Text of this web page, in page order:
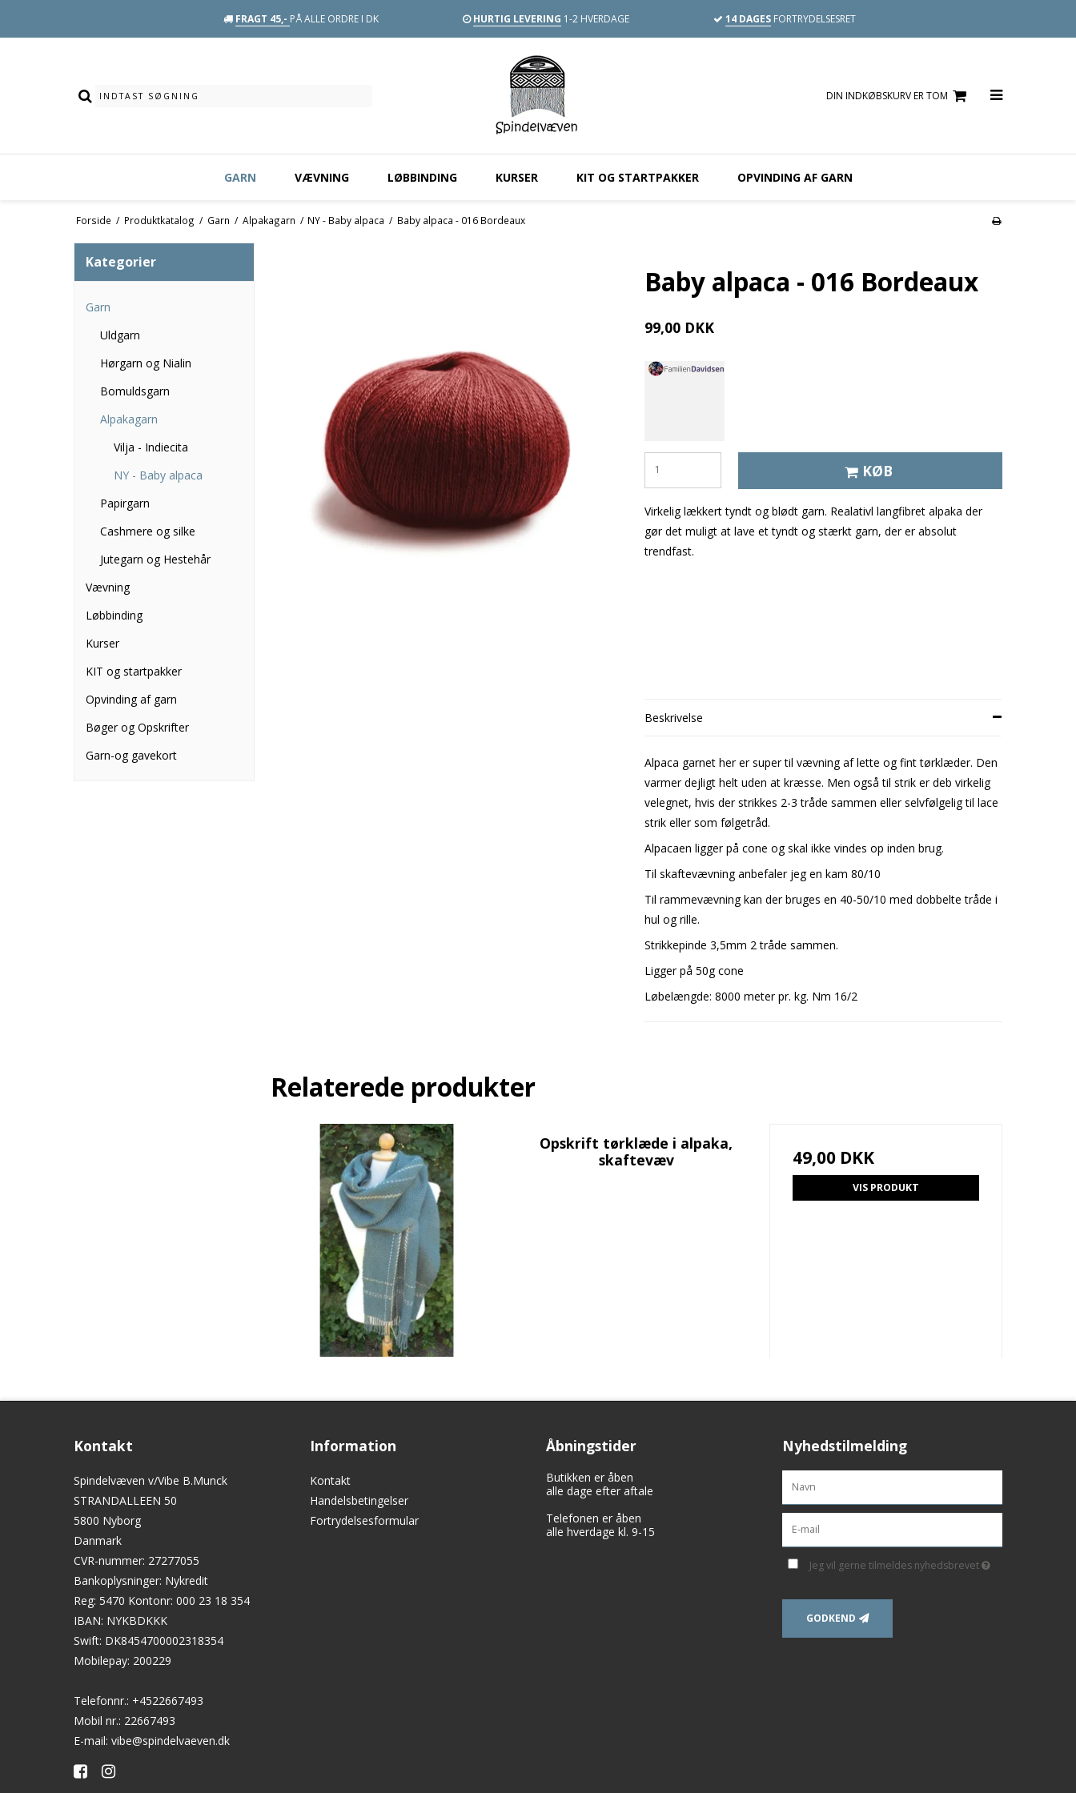
FRAGT 45,- PÅ ALLE ORDRE I DK HURTIG LEVERING 1-2 HVERDAGE 14 DAGESFORTRYDELSESRET
DIN INDKØBSKURV ER TOM
GARN VÆVNING LØBBINDING KURSER KIT OG STARTPAKKER OPVINDING AF GARN
Forside / Produktkatalog / Garn / Alpakagarn / NY - Baby alpaca / Baby alpaca - 016 Bordeaux
Kategorier
Garn
Uldgarn
Hørgarn og Nialin
Bomuldsgarn
Alpakagarn
Vilja - Indiecita
NY - Baby alpaca
Papirgarn
Cashmere og silke
Jutegarn og Hestehår
Vævning
Løbbinding
Kurser
KIT og startpakker
Opvinding af garn
Bøger og Opskrifter
Garn-og gavekort
Baby alpaca - 016 Bordeaux
99,00 DKK
KØB
Virkelig lækkert tyndt og blødt garn. Realativl langfibret alpaka der
gør det muligt at lave et tyndt og stærkt garn, der er absolut
trendfast.
Beskrivelse
Alpaca garnet her er super til vævning af lette og fint tørklæder. Den
varmer dejligt helt uden at kræsse. Men også til strik er deb virkelig
velegnet, hvis der strikkes 2-3 tråde sammen eller selvfølgelig til lace
strik eller som følgetråd.
Alpacaen ligger på cone og skal ikke vindes op inden brug.
Til skaftevævning anbefaler jeg en kam 80/10
Til rammevævning kan der bruges en 40-50/10 med dobbelte tråde i
hul og rille.
Strikkepinde 3,5mm 2 tråde sammen.
Ligger på 50g cone
Løbelængde: 8000 meter pr. kg. Nm 16/2
Relaterede produkter
Opskrift tørklæde i alpaka,
skaftevæv
49,00 DKK
VIS PRODUKT
Kontakt
Spindelvæven v/Vibe B.Munck
STRANDALLEEN 50
5800 Nyborg
Danmark
CVR-nummer: 27277055
Bankoplysninger: Nykredit
Reg: 5470 Kontonr: 000 23 18 354
IBAN: NYKBDKKK
Swift: DK8454700002318354
Mobilepay: 200229
Telefonnr.: +4522667493
Mobil nr.: 22667493
E-mail: vibe@spindelvaeven.dk
Information
Kontakt
Handelsbetingelser
Fortrydelsesformular
Åbningstider
Butikken er åben
alle dage efter aftale
Telefonen er åben
alle hverdage kl. 9-15
Nyhedstilmelding
Jeg vil gerne tilmeldes nyhedsbrevet
GODKEND